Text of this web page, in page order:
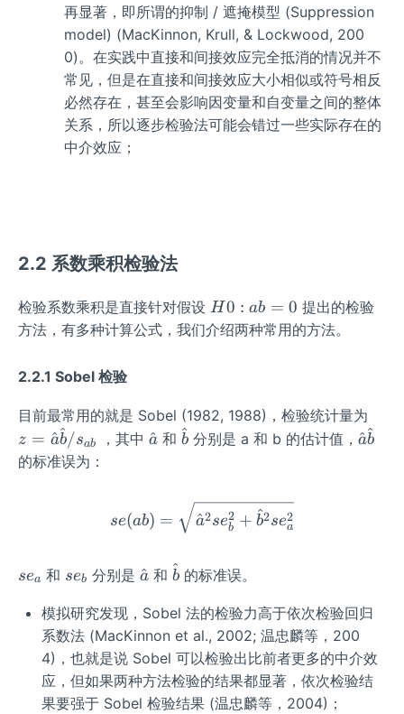
再显著，即所谓的抑制 / 遮掩模型 (Suppression
model) (MacKinnon, Krull, & Lockwood, 200
0)。在实践中直接和间接效应完全抵消的情况并不
常见，但是在直接和间接效应大小相似或符号相反
必然存在，甚至会影响因变量和自变量之间的整体
关系，所以逐步检验法可能会错过一些实际存在的
中介效应；
2.2 系数乘积检验法
检验系数乘积是直接针对假设 H
0
=
0
H0 : ab = 0 提出的检验
方法，有多种计算公式，我们介绍两种常用的方法。
2.2.1 Sobel 检验
目前最常用的就是 Sobel (1982, 1988)，检验统计量为
\ha
z = a
^b
^/sab ，其中 \h
a
^和 \ha
b
^分别是 a 和 b 的估计值， \ha
a
^b
^
的标准误为：
se(a
se(ab) = a
^2seb
2 + b
^2sea
2
se_
sea 和 se_
seb 分别是 \h
{a}
a
^ 和 \ha
{b}
b
^ 的标准误。
模拟研究发现，Sobel 法的检验力高于依次检验回归
系数法 (MacKinnon et al., 2002; 温忠麟等，200
4)，也就是说 Sobel 可以检验出比前者更多的中介效
应，但如果两种方法检验的结果都显著，依次检验结
果要强于 Sobel 检验结果 (温忠麟等，2004)；